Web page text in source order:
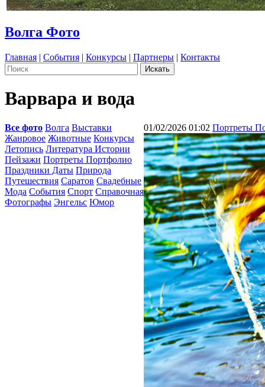
Волга Фото
Главная | События | Конкурсы | Партнеры | Контакты
Варвара и вода
Все фото Волга Выставки
Жанровое Животные Конкурсы
Летопись Литература Истории
Пейзажи Портреты Портфолио
Праздники Даты Природа
Путешествия Саратов Свадебные
Мода События Спорт Справочная
Фотографы Энгельс Юмор
01/02/2026 01:02 Портреты